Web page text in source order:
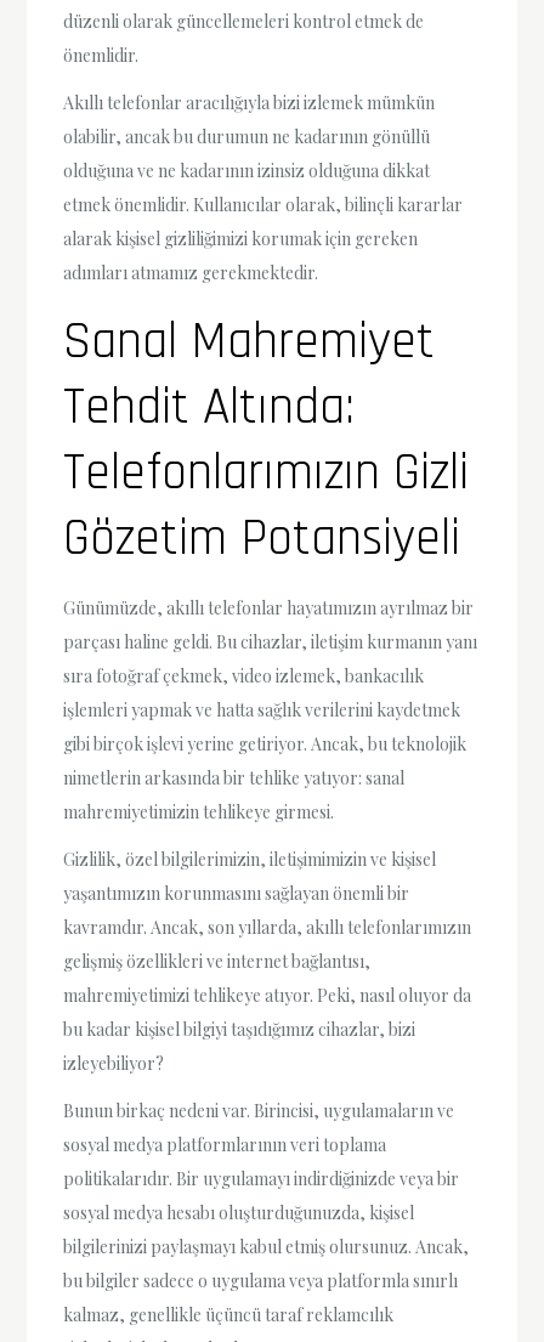
düzenli olarak güncellemeleri kontrol etmek de
önemlidir.
Akıllı telefonlar aracılığıyla bizi izlemek mümkün
olabilir, ancak bu durumun ne kadarının gönüllü
olduğuna ve ne kadarının izinsiz olduğuna dikkat
etmek önemlidir. Kullanıcılar olarak, bilinçli kararlar
alarak kişisel gizliliğimizi korumak için gereken
adımları atmamız gerekmektedir.
Sanal Mahremiyet
Tehdit Altında:
Telefonlarımızın Gizli
Gözetim Potansiyeli
Günümüzde, akıllı telefonlar hayatımızın ayrılmaz bir
parçası haline geldi. Bu cihazlar, iletişim kurmanın yanı
sıra fotoğraf çekmek, video izlemek, bankacılık
işlemleri yapmak ve hatta sağlık verilerini kaydetmek
gibi birçok işlevi yerine getiriyor. Ancak, bu teknolojik
nimetlerin arkasında bir tehlike yatıyor: sanal
mahremiyetimizin tehlikeye girmesi.
Gizlilik, özel bilgilerimizin, iletişimimizin ve kişisel
yaşantımızın korunmasını sağlayan önemli bir
kavramdır. Ancak, son yıllarda, akıllı telefonlarımızın
gelişmiş özellikleri ve internet bağlantısı,
mahremiyetimizi tehlikeye atıyor. Peki, nasıl oluyor da
bu kadar kişisel bilgiyi taşıdığımız cihazlar, bizi
izleyebiliyor?
Bunun birkaç nedeni var. Birincisi, uygulamaların ve
sosyal medya platformlarının veri toplama
politikalarıdır. Bir uygulamayı indirdiğinizde veya bir
sosyal medya hesabı oluşturduğunuzda, kişisel
bilgilerinizi paylaşmayı kabul etmiş olursunuz. Ancak,
bu bilgiler sadece o uygulama veya platformla sınırlı
kalmaz, genellikle üçüncü taraf reklamcılık